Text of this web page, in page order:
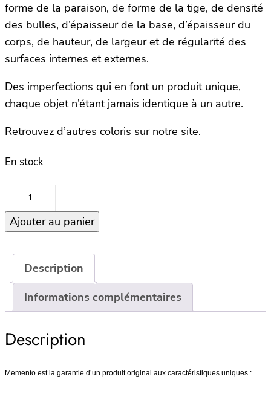
forme de la paraison, de forme de la tige, de densité
des bulles, d’épaisseur de la base, d’épaisseur du
corps, de hauteur, de largeur et de régularité des
surfaces internes et externes.
Des imperfections qui en font un produit unique,
chaque objet n’étant jamais identique à un autre.
Retrouvez d’autres coloris sur notre site.
En stock
quantité
Small
Peach
Ajouter au panier
Description
Informations complémentaires
Description
Memento est la garantie d’un produit original aux caractéristiques uniques :